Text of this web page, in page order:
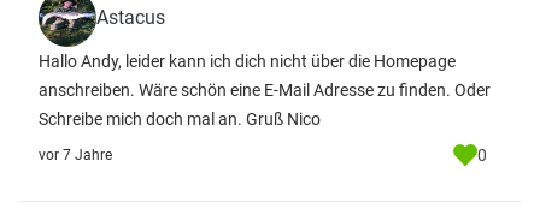
Astacus
Hallo Andy, leider kann ich dich nicht über die Homepage
anschreiben. Wäre schön eine E-Mail Adresse zu finden. Oder
Schreibe mich doch mal an. Gruß Nico
vor 7 Jahre 0